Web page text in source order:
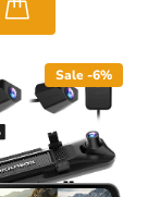
Sale -6%